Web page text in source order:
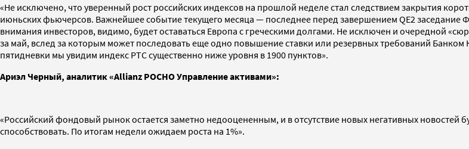
«Не исключено, что уверенный рост российских индексов на прошлой неделе стал следствием закрытия
июньских фьючерсов. Важнейшее событие текущего месяца — последнее перед завершением QE2
внимания инвесторов, видимо, будет оставаться Европа с греческими долгами. Не исключен и очередной
за май, вслед за которым может последовать еще одно повышение ставки или резервных требований Банком
пятидневки мы увидим индекс РТС существенно ниже уровня в 1900 пунктов».
Ариэл Черный, аналитик «Allianz РОСНО Управление активами»:
«Российский фондовый рынок остается заметно недооцененным, и в отсутствие новых негативных новостей
способствовать. По итогам недели ожидаем роста на 1%».